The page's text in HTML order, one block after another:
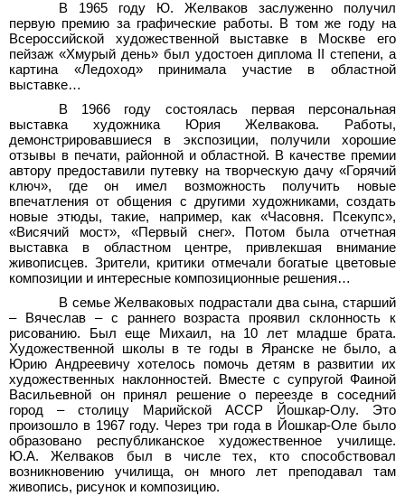
В 1965 году Ю. Желваков заслуженно получил
первую премию за графические работы. В том же году на
Всероссийской художественной выставке в Москве его
пейзаж «Хмурый день» был удостоен диплома II степени, а
картина «Ледоход» принимала участие в областной
выставке…
В 1966 году состоялась первая персональная
выставка художника Юрия Желвакова. Работы,
демонстрировавшиеся в экспозиции, получили хорошие
отзывы в печати, районной и областной. В качестве премии
автору предоставили путевку на творческую дачу «Горячий
ключ», где он имел возможность получить новые
впечатления от общения с другими художниками, создать
новые этюды, такие, например, как «Часовня. Псекупс»,
«Висячий мост», «Первый снег». Потом была отчетная
выставка в областном центре, привлекшая внимание
живописцев. Зрители, критики отмечали богатые цветовые
композиции и интересные композиционные решения…
В семье Желваковых подрастали два сына, старший
– Вячеслав – с раннего возраста проявил склонность к
рисованию. Был еще Михаил, на 10 лет младше брата.
Художественной школы в те годы в Яранске не было, а
Юрию Андреевичу хотелось помочь детям в развитии их
художественных наклонностей. Вместе с супругой Фаиной
Васильевной он принял решение о переезде в соседний
город – столицу Марийской АССР Йошкар-Олу. Это
произошло в 1967 году. Через три года в Йошкар-Оле было
образовано республиканское художественное училище.
Ю.А. Желваков был в числе тех, кто способствовал
возникновению училища, он много лет преподавал там
живопись, рисунок и композицию.